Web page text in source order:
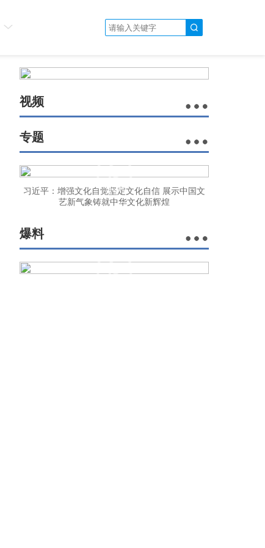
视频
专题
习近平：增强文化自觉坚定文化自信 展示中国文
艺新气象铸就中华文化新辉煌
爆料